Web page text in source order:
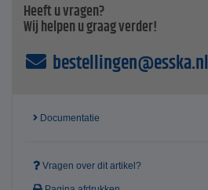
Prijs per stuk
Heeft u vragen?
Wij helpen u graag verder!
bestellingen@esska.nl
Documentatie
Vragen over dit artikel?